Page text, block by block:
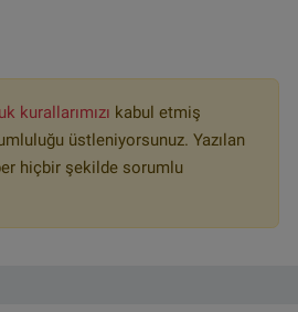
kurallarımızı kabul etmiş
üstleniyorsunuz. Yazılan
hiçbir şekilde sorumlu